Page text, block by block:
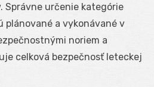
Správne určenie kategórie
plánované a vykonávané v
noriem a
celková bezpečnosť leteckej